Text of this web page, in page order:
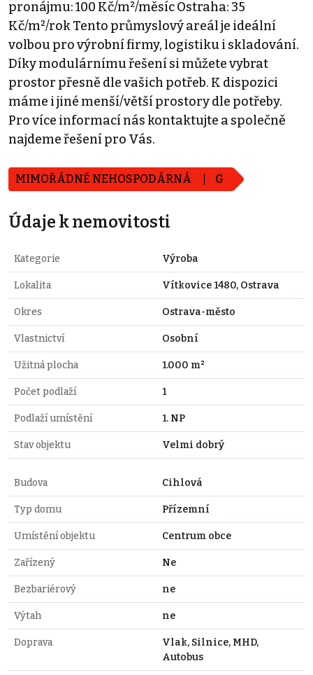
pronájmu: 100 Kč/m²/měsíc Ostraha: 35
Kč/m²/rok Tento průmyslový areál je ideální
volbou pro výrobní firmy, logistiku i skladování.
Díky modulárnímu řešení si můžete vybrat
prostor přesně dle vašich potřeb. K dispozici
máme i jiné menší/větší prostory dle potřeby.
Pro více informací nás kontaktujte a společně
najdeme řešení pro Vás.
MIMOŘÁDNĚ NEHOSPODÁRNÁ G
Údaje k nemovitosti
Kategorie Výroba
Lokalita Vítkovice 1480, Ostrava
Okres Ostrava-město
Vlastnictví Osobní
Užitná plocha 1.000 m²
Počet podlaží 1
Podlaží umístění 1. NP
Stav objektu Velmi dobrý
Budova Cihlová
Typ domu Přízemní
Umístění objektu Centrum obce
Zařízený Ne
Bezbariérový ne
Výtah ne
Doprava
Vlak, Silnice, MHD,
Autobus